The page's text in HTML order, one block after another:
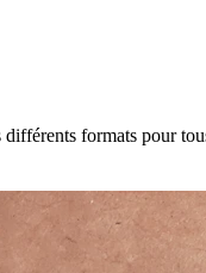
formats pour